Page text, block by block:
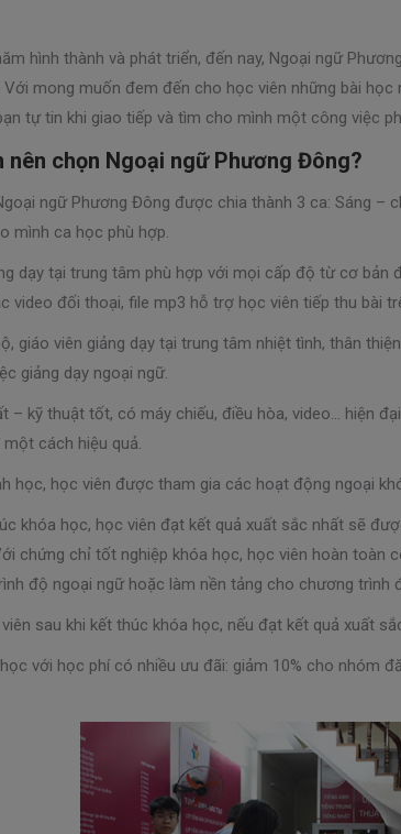
hình thành và phát triển, đến nay, Ngoại ngữ
Với mong muốn đem đến cho học viên những bài
tự tin khi giao tiếp và tìm cho mình một công việc
nên chọn Ngoại ngữ Phương Đông?
ngữ Phương Đông được chia thành 3 ca: Sáng –
mình ca học phù hợp.
dạy tại trung tâm phù hợp với mọi cấp độ từ cơ bản
video đối thoại, file mp3 hỗ trợ học viên tiếp thu bài
giáo viên giảng dạy tại trung tâm nhiệt tình, thân
giảng dạy ngoại ngữ.
– kỹ thuật tốt, có máy chiếu, điều hòa, video… hiện
cách hiệu quả.
học, học viên được tham gia các hoạt động ngoại
khóa học, học viên đạt kết quả xuất sắc nhất sẽ
chứng chỉ tốt nghiệp khóa học, học viên hoàn toàn
độ ngoại ngữ hoặc làm nền tảng cho chương trình
sau khi kết thúc khóa học, nếu đạt kết quả xuất
với học phí có nhiều ưu đãi: giảm 10% cho nhóm